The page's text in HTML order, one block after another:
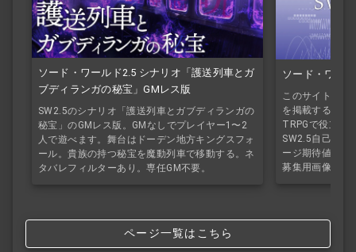
ソード・ワールド2.5 シナリオ「護送列車とガ
ブディランガの秘宝」GMレス版
SW2.5のシナリオ「護送列車とガブディランガの
秘宝」のGMレス版。GMなしでプレイヤー1〜2
人で遊べます。舞台はドーデン地方キングスフォ
ール。貴族の持つ秘宝を魔動列車で移動する。ネ
タバレフィルターあり。専任GM不要。
ソード・ワー
このサイトで公
を掲載するペー
TRPGで役立つ
SW2.5自己紹介
ージ期待値シミ
募集用画像作成
ページ一覧はこちら